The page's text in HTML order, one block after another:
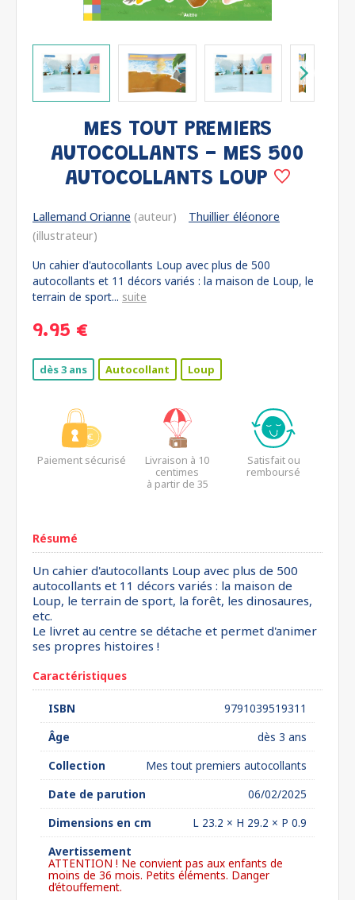
MES TOUT PREMIERS
AUTOCOLLANTS - MES 500
AUTOCOLLANTS LOUP
Lallemand Orianne (auteur)
Thuillier éléonore
(illustrateur)
Un cahier d'autocollants Loup avec plus de 500
autocollants et 11 décors variés : la maison de Loup, le
terrain de sport... suite
9.95 €
dès 3 ans Autocollant Loup
Paiement sécurisé
Livraison à 10
centimes
à partir de 35
Satisfait ou
remboursé
Résumé
Un cahier d'autocollants Loup avec plus de 500
autocollants et 11 décors variés : la maison de
Loup, le terrain de sport, la forêt, les dinosaures,
etc.
Le livret au centre se détache et permet d'animer
ses propres histoires !
Caractéristiques
ISBN
9791039519311
Âge
dès 3 ans
Collection
Mes tout premiers autocollants
Date de parution
06/02/2025
Dimensions en cm
L 23.2 × H 29.2 × P 0.9
Avertissement
ATTENTION ! Ne convient pas aux enfants de
moins de 36 mois. Petits éléments. Danger
d’étouffement.